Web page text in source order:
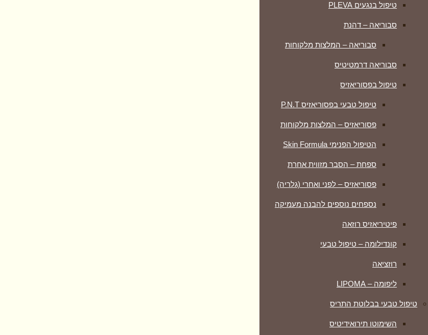
טיפול בנגעים PLEVA
סבוריאה – דהנת
סבוריאה – המלצות מלקוחות
סבוריאה דרמטיטיס
טיפול בפסוריאזיס
טיפול טבעי בפסוריאזיס P.N.T
פסוריאזיס – המלצות מלקוחות
הטיפול הפנימי Skin Formula
ספחת – הסבר מזווית אחרת
פסוריאזיס – לפני ואחרי (גלריה)
נספחים נוספים להבנה מעמיקה
פיטיריאזיס רוזאה
קונדילומה – טיפול טבעי
רוזציאה
ליפומה – LIPOMA
טיפול טבעי בבלוטת התריס
השימוטו תירואידיטיס